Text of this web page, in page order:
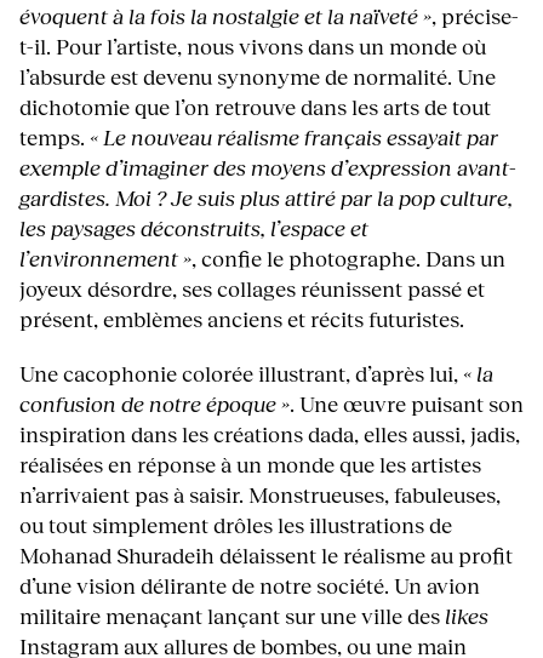
évoquent à la fois la nostalgie et la naïveté », précise-
t-il. Pour l’artiste, nous vivons dans un monde où
l’absurde est devenu synonyme de normalité. Une
dichotomie que l’on retrouve dans les arts de tout
temps. « Le nouveau réalisme français essayait par
exemple d’imaginer des moyens d’expression avant-
gardistes. Moi ? Je suis plus attiré par la pop culture,
les paysages déconstruits, l’espace et
l’environnement », confie le photographe. Dans un
joyeux désordre, ses collages réunissent passé et
présent, emblèmes anciens et récits futuristes.
Une cacophonie colorée illustrant, d’après lui, « la
confusion de notre époque ». Une œuvre puisant son
inspiration dans les créations dada, elles aussi, jadis,
réalisées en réponse à un monde que les artistes
n’arrivaient pas à saisir. Monstrueuses, fabuleuses,
ou tout simplement drôles les illustrations de
Mohanad Shuradeih délaissent le réalisme au profit
d’une vision délirante de notre société. Un avion
militaire menaçant lançant sur une ville des likes
Instagram aux allures de bombes, ou une main